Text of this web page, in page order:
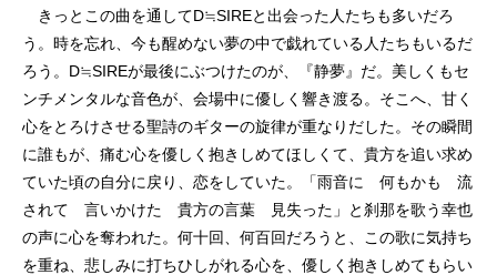
きっとこの曲を通してD≒SIREと出会った人たちも多いだろ
う。時を忘れ、今も醒めない夢の中で戯れている人たちもいるだ
ろう。D≒SIREが最後にぶつけたのが、『静夢』だ。美しくもセ
ンチメンタルな音色が、会場中に優しく響き渡る。そこへ、甘く
心をとろけさせる聖詩のギターの旋律が重なりだした。その瞬間
に誰もが、痛む心を優しく抱きしめてほしくて、貴方を追い求め
ていた頃の自分に戻り、恋をしていた。「雨音に 何もかも 流
されて 言いかけた 貴方の言葉 見失った」と刹那を歌う幸也
の声に心を奪われた。何十回、何百回だろうと、この歌に気持ち
を重ね、悲しみに打ちひしがれる心を、優しく抱きしめてもらい